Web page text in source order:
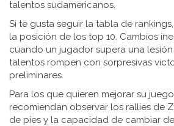
talentos sudamericanos.
Si te gusta seguir la tabla de
la posición de los top 10. Cambios
cuando un jugador supera una
talentos rompen con sorpresivas
preliminares.
Para los que quieren mejorar su
recomiendan observar los rallies de
de pies y la capacidad de cambiar